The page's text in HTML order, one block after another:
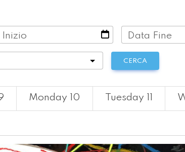
Inizio Data Fine
CERCA
Monday 10 Tuesday 11